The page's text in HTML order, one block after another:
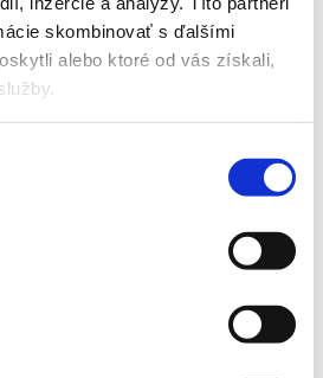
skombinovať s ďalšími
alebo ktoré od vás získali,